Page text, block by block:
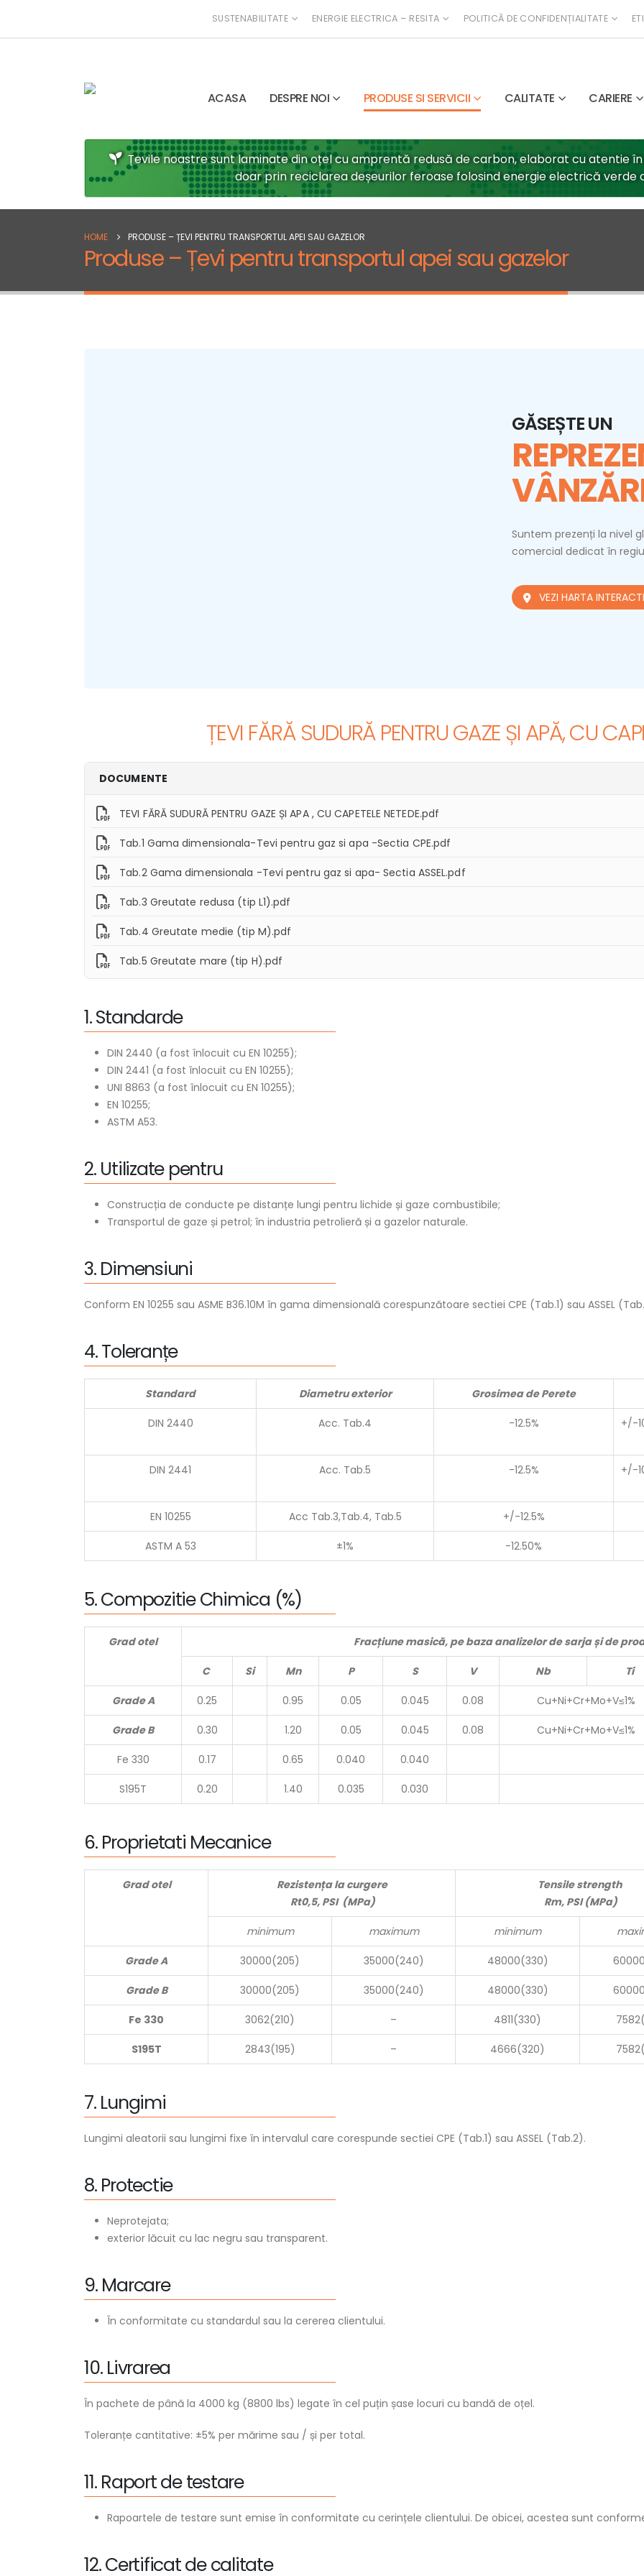
SUSTENABILITATE ENERGIE ELECTRICA – RESITA POLITICĂ DE CONFIDENȚIALITATE
ACASA DESPRE NOI PRODUSE SI SERVICII CALITATE CARIERE
Țevile noastre sunt laminate din oțel cu amprentă redusă de carbon, elaborat cu atentie
doar prin reciclarea deșeurilor feroase folosind energie electrică verde
HOME PRODUSE – ȚEVI PENTRU TRANSPORTUL APEI SAU GAZELOR
Produse – Țevi pentru transportul apei sau gazelor
GĂSEȘTE UN
Suntem prezenți la nivel
comercial dedicat în
VEZI HARTA
ȚEVI FĂRĂ SUDURĂPENTRUGAZEȘIAPĂ,CUCAP
DOCUMENTE
TEVI FĂRĂ SUDURĂ PENTRU GAZE ȘI APA , CU CAPETELE NETEDE.pdf
Tab.1 Gama dimensionala-Tevi pentru gaz si apa -Sectia CPE.pdf
Tab.2 Gama dimensionala -Tevi pentru gaz si apa- Sectia ASSEL.pdf
Tab.3 Greutate redusa (tip L1).pdf
Tab.4 Greutate medie (tip M).pdf
Tab.5 Greutate mare (tip H).pdf
1.Standarde
DIN 2440 (a fost înlocuit cu EN 10255);
DIN 2441 (a fost înlocuit cu EN 10255);
UNI 8863 (a fost înlocuit cu EN 10255);
EN 10255;
ASTM A53.
2. Utilizate pentru
Construcția de conducte pe distanțe lungi pentru lichide și gaze combustibile;
Transportul de gaze și petrol; în industria petrolieră și a gazelor naturale.
3. Dimensiuni
Conform EN 10255 sau ASME B36.10M în gama dimensională corespunzătoare sectiei CPE (Tab.1) sau ASSEL
4.Toleranțe
Standard Diametru exterior Grosimea de Perete
DIN 2440 Acc. Tab.4 -12.5%
+/-
DIN 2441 Acc. Tab.5 -12.5%
+/-
EN 10255 Acc Tab.3,Tab.4, Tab.5 +/-12.5%
ASTM A 53 ±1% -12.50%
5.Compozitie Chimica (%)
Grad otel Fracțiune masică, pe baza analizelor de sarja și de
C Si Mn P S V Nb Ti
Grade A 0.25 0.95 0.05 0.045 0.08 Cu+Ni+Cr+Mo+V≤1%
Grade B 0.30 1.20 0.05 0.045 0.08 Cu+Ni+Cr+Mo+V≤1%
Fe 330 0.17 0.65 0.040 0.040
S195T 0.20 1.40 0.035 0.030
6. Proprietati Mecanice
Grad otel
Rezistența la curgere
Rt0,5, PSI (MPa)
Tensile strength
Rm, PSI (MPa)
minimum maximum minimum
Grade A 30000(205) 35000(240) 48000(330)
Grade B 30000(205) 35000(240) 48000(330)
Fe 330 3062(210) – 4811(330)
S195T 2843(195) – 4666(320)
7. Lungimi
Lungimi aleatorii sau lungimi fixe în intervalul care corespunde sectiei CPE (Tab.1) sau ASSEL (Tab.2).
8. Protectie
Neprotejata;
exterior lăcuit cu lac negru sau transparent.
9. Marcare
În conformitate cu standardul sau la cererea clientului.
10. Livrarea
În pachete de până la 4000 kg (8800 lbs) legate în cel puțin șase locuri cu bandă de oțel.
Toleranțe cantitative: ±5% per mărime sau / și per total.
11. Raportde testare
Rapoartele de testare sunt emise în conformitate cu cerințele clientului. De obicei, acestea sunt conforme
12.Certificatde calitate